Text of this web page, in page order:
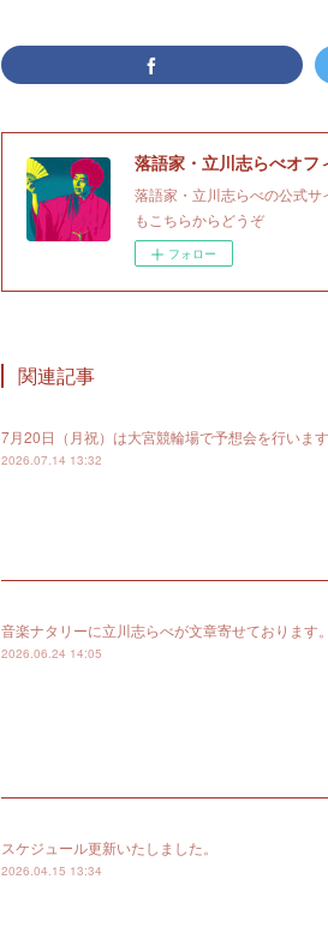
落語家・立川志らべオフ
落語家・立川志らべの公式
もこちらからどうぞ
フォロー
関連記事
7月20日（月祝）は大宮競輪場で予想会を行います
2026.07.14 13:32
音楽ナタリーに立川志らべが文章寄せております。
2026.06.24 14:05
スケジュール更新いたしました。
2026.04.15 13:34